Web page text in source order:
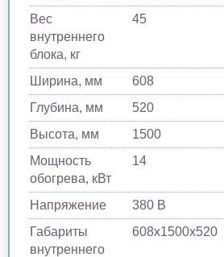
Вес
внутреннего
блока, кг
45
Ширина, мм
608
Глубина, мм
520
Высота, мм
1500
Мощность
обогрева, кВт
14
Напряжение
380 В
Габариты
внутреннего
608х1500х520